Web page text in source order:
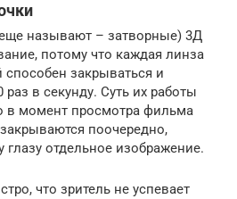
называют – затворные) 3Д
потому что каждая линза
способен закрываться и
в секунду. Суть их работы
в момент просмотра фильма
поочередно,
отдельное изображение.
что зритель не успевает